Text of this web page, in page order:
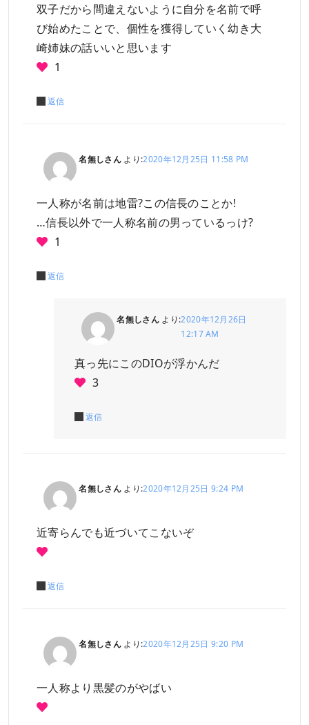
双子だから間違えないように自分を名前で呼
び始めたことで、個性を獲得していく幼き大
崎姉妹の話いいと思います
1
返信
名無しさん より:2020年12月25日 11:58 PM
一人称が名前は地雷?この信長のことか!
…信長以外で一人称名前の男っているっけ?
1
返信
名無しさん より:2020年12月26日
12:17 AM
真っ先にこのDIOが浮かんだ
3
返信
名無しさん より:2020年12月25日 9:24 PM
近寄らんでも近づいてこないぞ
返信
名無しさん より:2020年12月25日 9:20 PM
一人称より黒髪のがやばい